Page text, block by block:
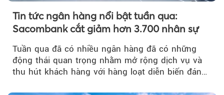
Tin tức ngân hàng nổi bật tuần qua:
Sacombank cắt giảm hơn 3.700 nhân sự
Tuần qua đã có nhiều ngân hàng đã có những
động thái quan trọng nhằm mở rộng dịch vụ và
thu hút khách hàng với hàng loạt diễn biến đáng